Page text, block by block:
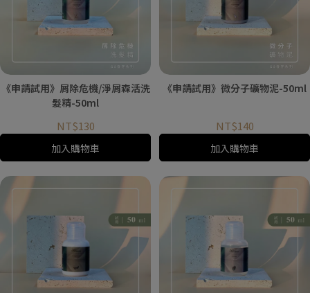
《申請試用》屑除危機/淨屑森活洗
髮精-50ml
NT$130
加入購物車
《申請試用》微分子礦物泥-50ml
NT$140
加入購物車